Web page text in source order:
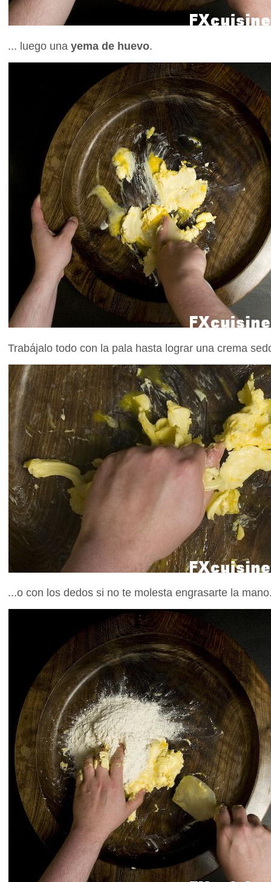
... luego una yema de huevo.
Trabájalo todo con la pala hasta lograr una crema
...o con los dedos si no te molesta engrasarte la